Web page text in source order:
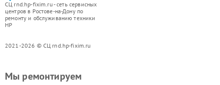
СЦ rnd.hp-fixim.ru - сеть сервисных
центров в Ростове-на-Дону по
ремонту и обслуживанию техники
HP
2021-2026 © СЦ rnd.hp-fixim.ru
Мы ремонтируем